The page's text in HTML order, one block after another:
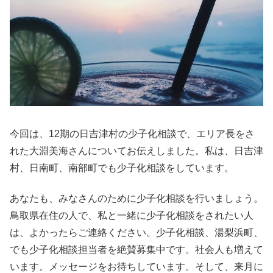
今回は、12期の日吉津村の少子化相談で、エリア長をさ
れた大淵美海さんについてお伝えしました。私は、日吉津
村、日南町、南部町でも少子化相談をしています。
あなたも、みなさんのために少子化相談を行いましょう。
鳥取県在住の人で、私と一緒に少子化相談をされたい人
は、よかったらご連絡ください。少子化相談、湯梨浜町、
でも少子化相談担当者を絶賛募集中です。社会人も増えて
います。メッセージをお待ちしています。そして、来月に